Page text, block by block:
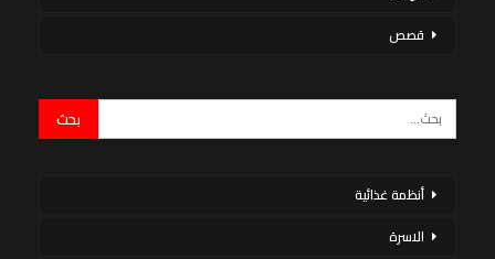
قصص
أنظمة غذائية
الاسرة